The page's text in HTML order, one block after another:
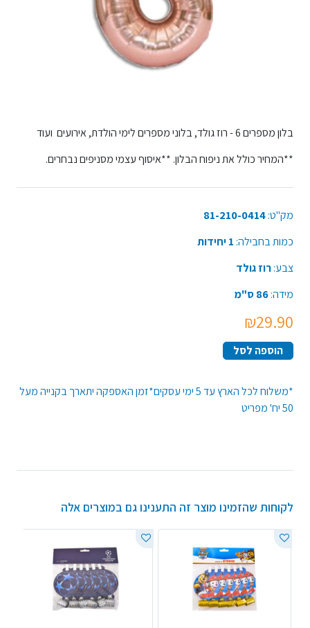
בלון מספרים 6 - רוז גולד, בלוני מספרים לימי הולדת, אירועים ועוד
**המחיר כולל את ניפוח הבלון. **איסוף עצמי מסניפים נבחרים.
מק"ט:81-210-0414
כמות בחבילה: 1 יחידות
צבע:רוז גולד
מידה:86 ס"מ
₪29.90
הוספה לסל
*משלוח לכל הארץ עד 5 ימי עסקים*זמן האספקה יתארך בקנייה מעל
50 יח' מפריט
לקוחות שהזמינו מוצר זה התענינו גם במוצרים אלה